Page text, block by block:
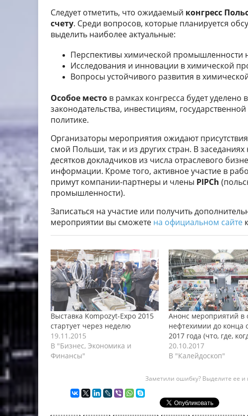
Следует отметить, что ожидаемый конгресс
счету. Среди вопросов, которые планируется
выделить наиболее актуальные:
Перспективы химической промышленности
Исследования и инновации в химической
Вопросы устойчивого развития в
Особое место в рамках конгресса будет уделено
законодательства, инвестициям,
политике.
Организаторы мероприятия ожидают присутствия
смой Польши, так и из других стран. В
десятков докладчиков из числа отраслевого
информации. Кроме того, активное участие в
примут компании-партнеры и члены PIPCh
промышленности).
Записаться на участие или получить
мероприятии вы сможете на официальном сайте
Выставка Kompozyt-Expo 2015
стартует через неделю
19.11.2015
В "Бизнес, Экономика и
Финансы"
Анонс мероприятий в
нефтехимии до конца
2017 года (что, где,
20.10.2017
В "Калейдоскоп"
Заметили ошибку? Выделите ее